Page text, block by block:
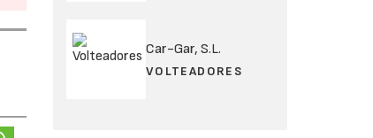
Car-Gar, S.L.
VOLTEADORES